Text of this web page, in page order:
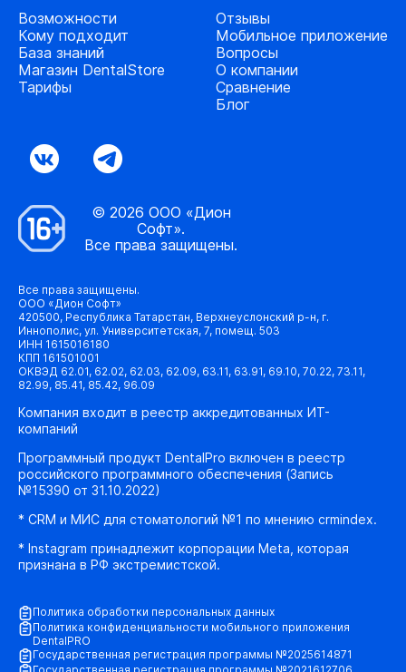
Возможности
Кому подходит
База знаний
Магазин DentalStore
Тарифы
Отзывы
Мобильное приложение
Вопросы
О компании
Сравнение
Блог
© 2026 ООО «Дион
Софт».
Все права защищены.
Все права защищены.
ООО «Дион Софт»
420500, Республика Татарстан, Верхнеуслонский р-н, г.
Иннополис, ул. Университетская, 7, помещ. 503
ИНН 1615016180
КПП 161501001
ОКВЭД 62.01, 62.02, 62.03, 62.09, 63.11, 63.91, 69.10, 70.22, 73.11,
82.99, 85.41, 85.42, 96.09
Компания входит в реестр аккредитованных ИТ-
компаний
Программный продукт DentalPro включен в реестр
российского программного обеспечения (Запись
№15390 от 31.10.2022)
* CRM и МИС для стоматологий №1 по мнению crmindex.
* Instagram принадлежит корпорации Meta, которая
признана в РФ экстремистской.
Политика обработки персональных данных
Политика конфиденциальности мобильного приложения
DentalPRO
Государственная регистрация программы №2025614871